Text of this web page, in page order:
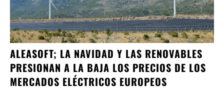
ALEASOFT; LA NAVIDAD Y LAS RENOVABLES
PRESIONAN A LA BAJA LOS PRECIOS DE LOS
MERCADOS ELÉCTRICOS EUROPEOS